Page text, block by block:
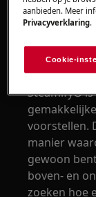
gebruikt en
behouden.
verheugen
maaltijden.
Steamify®
voorstellen.
manier
gewoon
boven- en
zoeken hoe
aanbieden. Meer
Privacyverklaring.
Cookie-